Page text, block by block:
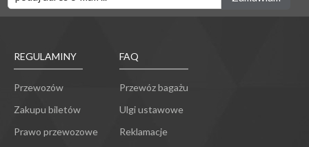
REGULAMINY
Przewozów
Zakupu biletów
Prawo przewozowe
FAQ
Przewóz bagażu
Ulgi ustawowe
Reklamacje